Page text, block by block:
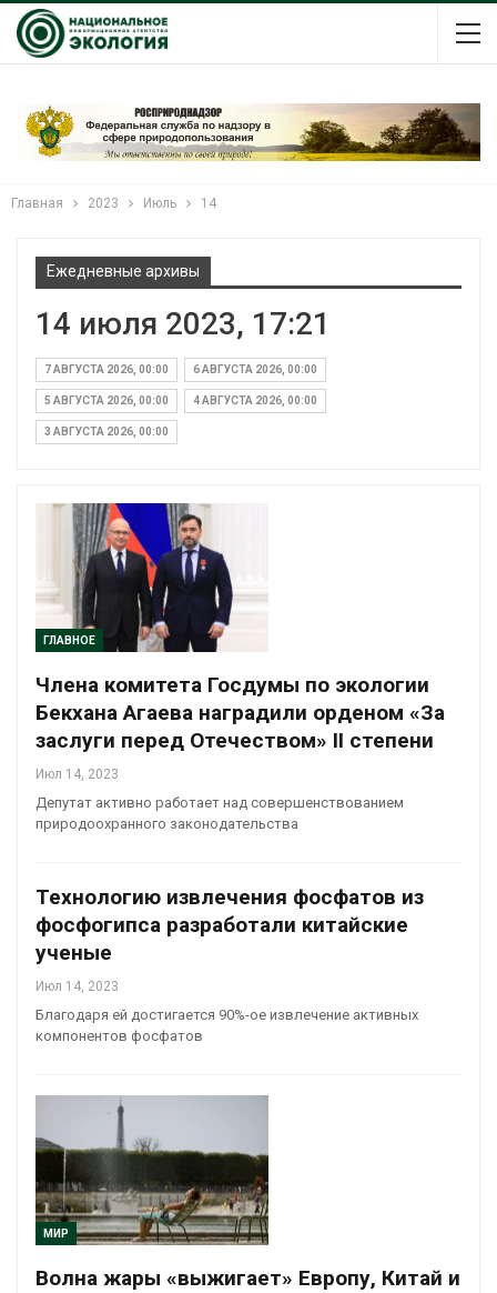
Главная 2023 Июль 14
Ежедневные архивы
14 июля 2023, 17:21
7 АВГУСТА 2026, 00:00 6 АВГУСТА 2026, 00:00
5 АВГУСТА 2026, 00:00 4 АВГУСТА 2026, 00:00
3 АВГУСТА 2026, 00:00
ГЛАВНОЕ
Члена комитета Госдумы по экологии
Бекхана Агаева наградили орденом «За
заслуги перед Отечеством» II степени
Июл 14, 2023
Депутат активно работает над совершенствованием
природоохранного законодательства
Технологию извлечения фосфатов из
фосфогипса разработали китайские
ученые
Июл 14, 2023
Благодаря ей достигается 90%-ое извлечение активных
компонентов фосфатов
МИР
Волна жары «выжигает» Европу, Китай и